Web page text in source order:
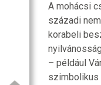
A mohácsi
századi
korabeli
– például
szimbolikus